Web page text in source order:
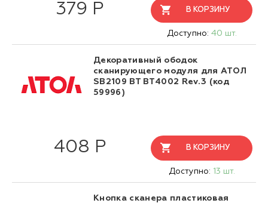
379 Р В КОРЗИНУ
Доступно: 40 шт.
Декоративный ободок
сканирующего модуля для АТОЛ
SB2109 BT BT4002 Rev.3 (код
59996)
408 Р В КОРЗИНУ
Доступно: 13 шт.
Кнопка сканера пластиковая